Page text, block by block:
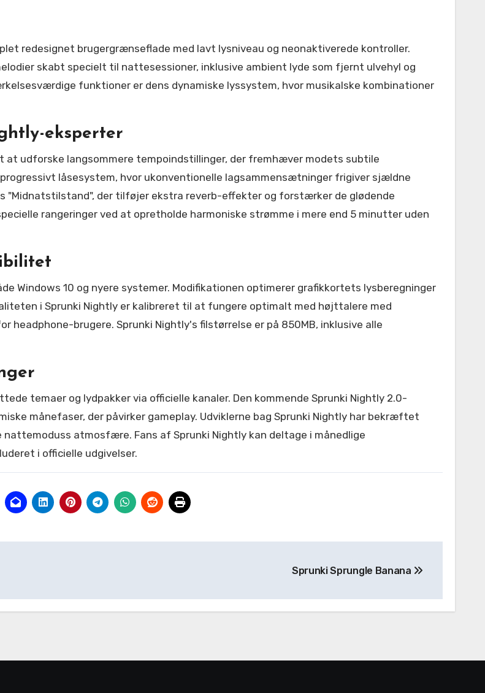
redesignet brugergrænseflade med lavt lysniveau og neonaktiverede kontroller.
skabt specielt til nattesessioner, inklusive ambient lyde som fjernt ulvehyl og
funktioner er dens dynamiske lyssystem, hvor musikalske kombinationer
eksperter
at udforske langsommere tempoindstillinger, der fremhæver modets subtile
låsesystem, hvor ukonventionelle lagsammensætninger frigiver sjældne
"Midnatstilstand", der tilføjer ekstra reverb-effekter og forstærker de glødende
rangeringer ved at opretholde harmoniske strømme i mere end 5 minutter uden
Windows 10 og nyere systemer. Modifikationen optimerer grafikkortets lysberegninger
i Sprunki Nightly er kalibreret til at fungere optimalt med højttalere med
headphone-brugere. Sprunki Nightly's filstørrelse er på 850MB, inklusive alle
temaer og lydpakker via officielle kanaler. Den kommende Sprunki Nightly 2.0-
månefaser, der påvirker gameplay. Udviklerne bag Sprunki Nightly har bekræftet
atmosfære. Fans af Sprunki Nightly kan deltage i månedlige
i officielle udgivelser.
Sprunki Sprungle Banana